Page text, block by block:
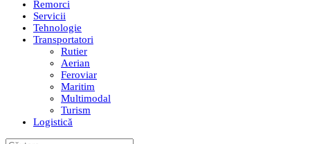
Remorci
Servicii
Tehnologie
Transportatori
Rutier
Aerian
Feroviar
Maritim
Multimodal
Turism
Logistică